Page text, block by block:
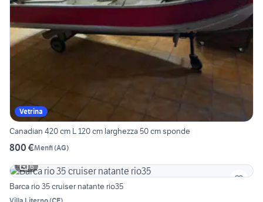
Vetrina
Canadian 420 cm L 120 cm larghezza 50 cm sponde
800 €Menfi(AG)
6
Barca rio 35 cruiser natante rio35